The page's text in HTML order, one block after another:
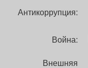
Антикоррупция:
Война:
Внешняя